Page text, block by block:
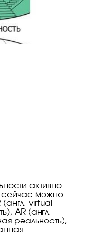
активно
сейчас можно
(англ. virtual
AR (англ.
реальность),